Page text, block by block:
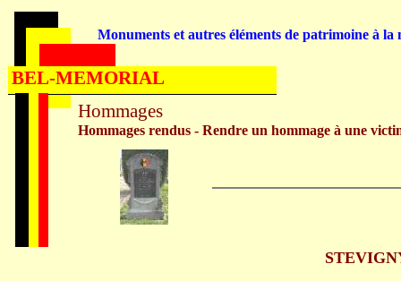
Hommages
Hommages rendus - Rendre un hommage à une
Monuments et autres éléments de patrimoine à la
BEL-MEMORIAL